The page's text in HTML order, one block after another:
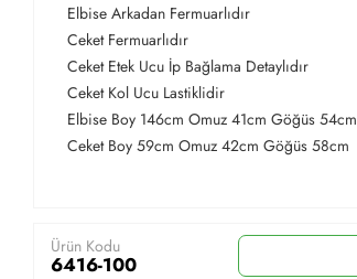
Elbise Arkadan Fermuarlıdır
Ceket Fermuarlıdır
Ceket Etek Ucu İp Bağlama Detaylıdır
Ceket Kol Ucu Lastiklidir
Elbise Boy 146cm Omuz 41cm Göğüs 54cm
Ceket Boy 59cm Omuz 42cm Göğüs 58cm
Ürün Kodu
6416-100